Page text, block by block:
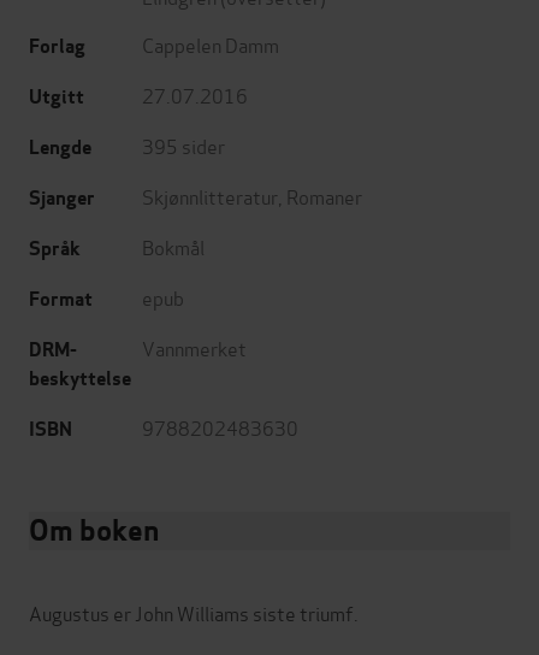
Forlag Cappelen Damm
Utgitt 27.07.2016
Lengde 395 sider
Sjanger Skjønnlitteratur Romaner
Språk Bokmål
Format epub
DRM-
beskyttelse
Vannmerket
ISBN 9788202483630
Om boken
Augustus er John Williams siste triumf.